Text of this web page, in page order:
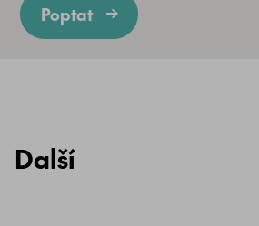
Poptat
Další